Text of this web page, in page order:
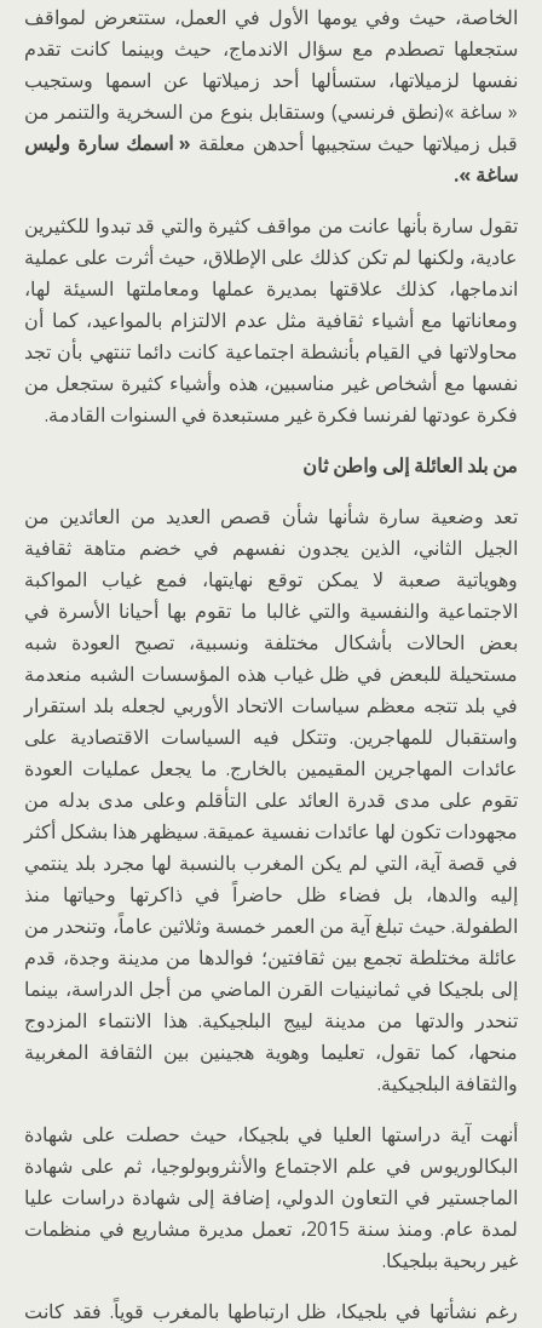
الخاصة، حيث وفي يومها الأول في العمل، ستتعرض لمواقف
ستجعلها تصطدم مع سؤال الاندماج، حيث وبينما كانت تقدم
نفسها لزميلاتها، ستسألها أحد زميلاتها عن اسمها وستجيب
« ساغة »(نطق فرنسي) وستقابل بنوع من السخرية والتنمر من
قبل زميلاتها حيث ستجيبها أحدهن معلقة « اسمك سارة وليس
ساغة ».
تقول سارة بأنها عانت من مواقف كثيرة والتي قد تبدوا للكثيرين
عادية، ولكنها لم تكن كذلك على الإطلاق، حيث أثرت على عملية
اندماجها، كذلك علاقتها بمديرة عملها ومعاملتها السيئة لها،
ومعاناتها مع أشياء ثقافية مثل عدم الالتزام بالمواعيد، كما أن
محاولاتها في القيام بأنشطة اجتماعية كانت دائما تنتهي بأن تجد
نفسها مع أشخاص غير مناسبين، هذه وأشياء كثيرة ستجعل من
فكرة عودتها لفرنسا فكرة غير مستبعدة في السنوات القادمة.
من بلد العائلة إلى واطن ثان
تعد وضعية سارة شأنها شأن قصص العديد من العائدين من
الجيل الثاني، الذين يجدون نفسهم في خضم متاهة ثقافية
وهوياتية صعبة لا يمكن توقع نهايتها، فمع غياب المواكبة
الاجتماعية والنفسية والتي غالبا ما تقوم بها أحيانا الأسرة في
بعض الحالات بأشكال مختلفة ونسبية، تصبح العودة شبه
مستحيلة للبعض في ظل غياب هذه المؤسسات الشبه منعدمة
في بلد تتجه معظم سياسات الاتحاد الأوربي لجعله بلد استقرار
واستقبال للمهاجرين. وتتكل فيه السياسات الاقتصادية على
عائدات المهاجرين المقيمين بالخارج. ما يجعل عمليات العودة
تقوم على مدى قدرة العائد على التأقلم وعلى مدى بدله من
مجهودات تكون لها عائدات نفسية عميقة. سيظهر هذا بشكل أكثر
في قصة آية، التي لم يكن المغرب بالنسبة لها مجرد بلد ينتمي
إليه والدها، بل فضاء ظل حاضراً في ذاكرتها وحياتها منذ
الطفولة. حيث تبلغ آية من العمر خمسة وثلاثين عاماً، وتنحدر من
عائلة مختلطة تجمع بين ثقافتين؛ فوالدها من مدينة وجدة، قدم
إلى بلجيكا في ثمانينيات القرن الماضي من أجل الدراسة، بينما
تنحدر والدتها من مدينة لييج البلجيكية. هذا الانتماء المزدوج
منحها، كما تقول، تعليما وهوية هجينين بين الثقافة المغربية
والثقافة البلجيكية.
أنهت آية دراستها العليا في بلجيكا، حيث حصلت على شهادة
البكالوريوس في علم الاجتماع والأنثروبولوجيا، ثم على شهادة
الماجستير في التعاون الدولي، إضافة إلى شهادة دراسات عليا
لمدة عام. ومنذ سنة 2015، تعمل مديرة مشاريع في منظمات
غير ربحية ببلجيكا.
رغم نشأتها في بلجيكا، ظل ارتباطها بالمغرب قوياً. فقد كانت